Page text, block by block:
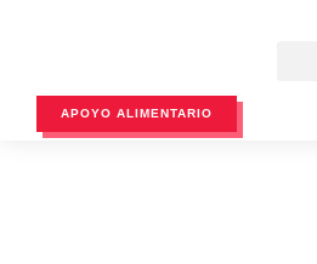
APOYO ALIMENTARIO